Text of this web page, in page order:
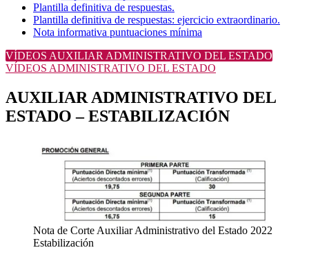
Plantilla definitiva de respuestas.
Plantilla definitiva de respuestas: ejercicio extraordinario.
Nota informativa puntuaciones mínima
VÍDEOS AUXILIAR ADMINISTRATIVO DEL ESTADO
VÍDEOS ADMINISTRATIVO DEL ESTADO
AUXILIAR ADMINISTRATIVO DEL
ESTADO – ESTABILIZACIÓN
Nota de Corte Auxiliar Administrativo del Estado 2022
Estabilización